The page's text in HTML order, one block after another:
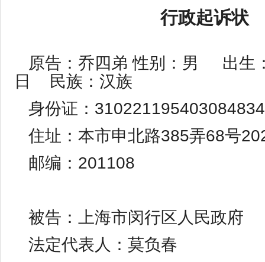
行政起诉状
原告：乔四弟 性别：男 出生
日 民族：汉族
身份证：310221195403084834
住址：本市申北路385弄68号
邮编：201108
被告：上海市闵行区人民政府
法定代表人：莫负春